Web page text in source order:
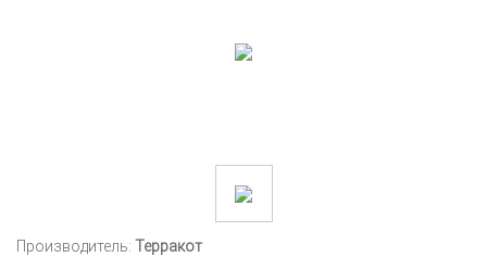
Производитель: Терракот